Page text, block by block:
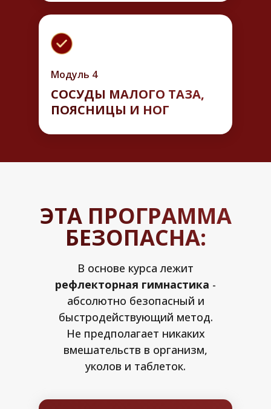
Модуль 4
СОСУДЫ МАЛОГО ТАЗА,
ПОЯСНИЦЫ И НОГ
ЭТА ПРОГРАММА
БЕЗОПАСНА:
В основе курса лежит
рефлекторная гимнастика -
абсолютно безопасный и
быстродействующий метод.
Не предполагает никаких
вмешательств в организм,
уколов и таблеток.